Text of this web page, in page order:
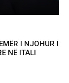
I NJOHUR I
NË ITALI